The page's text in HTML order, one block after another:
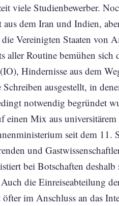
viele Studienbewerber.
dem Iran und Indien,
Vereinigten Staaten von
aller Routine bemühen sich
Hindernisse aus dem
ausgestellt, in
notwendig begründet
einen Mix aus
seit dem 11.
und
bei Botschaften deshalb
die Einreiseabteilung
im Anschluss an das